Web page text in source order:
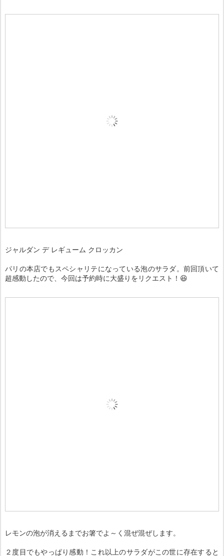
ジャルダン デ レギューム クロッカン
パリの本店でもスペシャリテになっている泡のサラダ。前回頂いて
超感動したので、今回は予約時に大盛りをリクエスト！😆
レモンの泡が消えるまでお箸でよ～く混ぜ混ぜします。
２度目でもやっぱり感動！これ以上のサラダがこの世に存在すると